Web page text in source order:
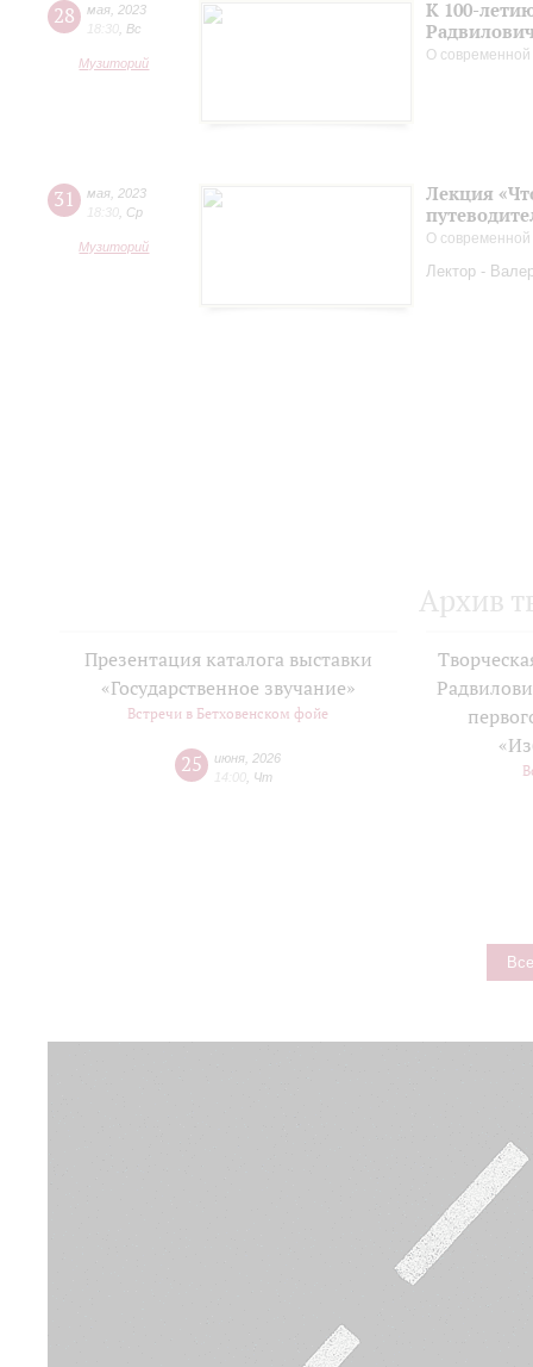
28 мая 2023
18:30 Вс
Музиторий
К 100-
О
31 мая 2023
18:30 Ср
Музиторий
Лекция
О
Лектор -
Архив
Презентация каталога выставки
«Государственное звучание»
Встречи в Бетховенском фойе
25 июня 2026
14:00 Чт